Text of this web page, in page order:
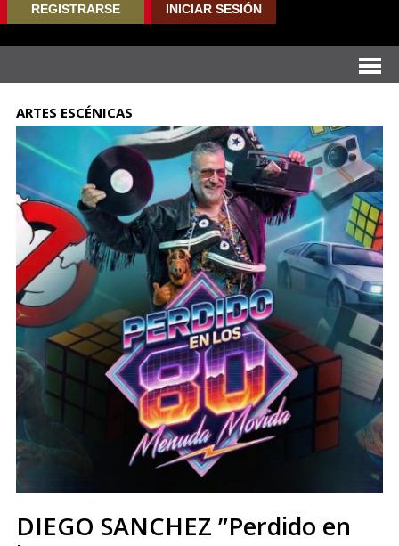
REGISTRARSE INICIAR SESIÓN
ARTES ESCÉNICAS
DIEGO SANCHEZ ”Perdido en